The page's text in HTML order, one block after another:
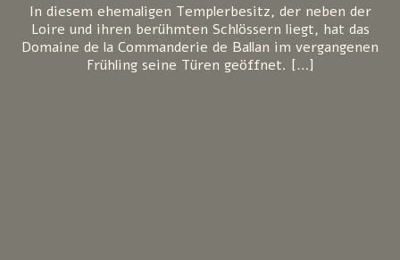
In diesem ehemaligen Templerbesitz, der neben der
Loire und ihren berühmten Schlössern liegt, hat das
Domaine de la Commanderie de Ballan im vergangenen
Frühling seine Türen geöffnet. […]